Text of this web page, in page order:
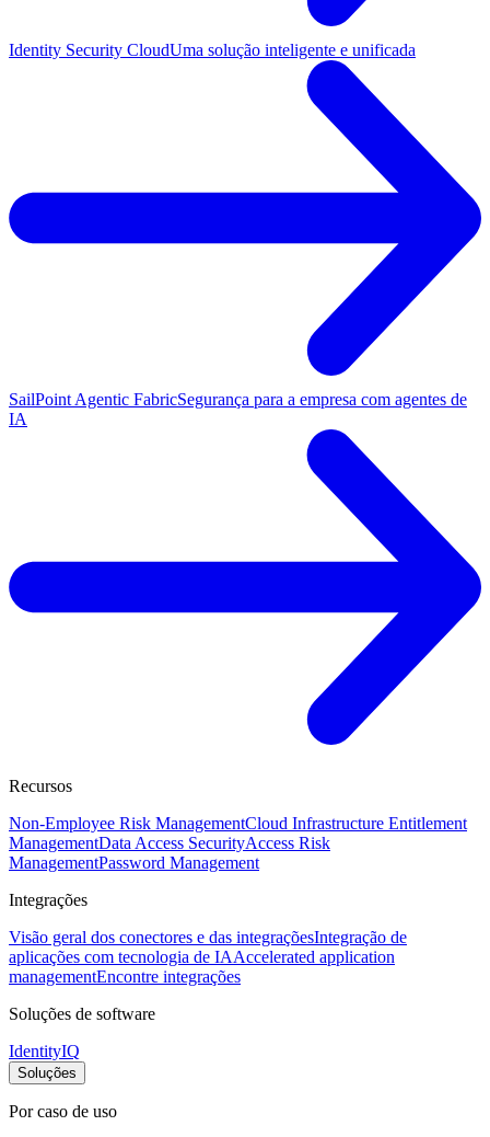
Identity Security CloudUma solução inteligente e unificada
SailPoint Agentic FabricSegurança para a empresa com agentes de
IA
Recursos
Non-Employee Risk ManagementCloud Infrastructure Entitlement
ManagementData Access SecurityAccess Risk
ManagementPassword Management
Integrações
Visão geral dos conectores e das integraçõesIntegração de
aplicações com tecnologia de IAAccelerated application
managementEncontre integrações
Soluções de software
IdentityIQ
Soluções
Por caso de uso